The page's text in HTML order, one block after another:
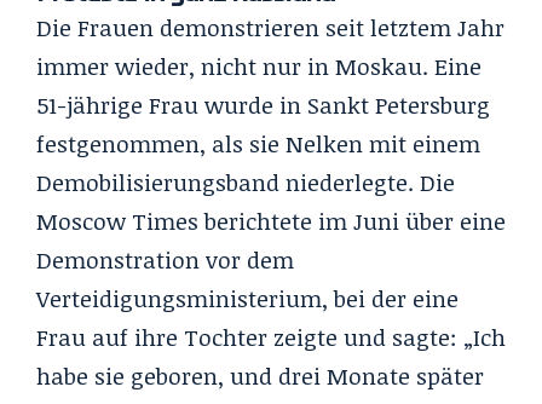
Die Frauen demonstrieren seit letztem Jahr
immer wieder, nicht nur in Moskau. Eine
51-jährige Frau wurde in Sankt Petersburg
festgenommen, als sie Nelken mit einem
Demobilisierungsband niederlegte. Die
Moscow Times berichtete im Juni über eine
Demonstration vor dem
Verteidigungsministerium, bei der eine
Frau auf ihre Tochter zeigte und sagte: „Ich
habe sie geboren, und drei Monate später